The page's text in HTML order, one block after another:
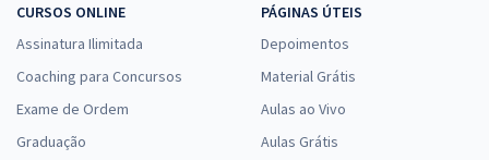
CURSOS ONLINE
Assinatura Ilimitada
Coaching para Concursos
Exame de Ordem
Graduação
PÁGINAS ÚTEIS
Depoimentos
Material Grátis
Aulas ao Vivo
Aulas Grátis